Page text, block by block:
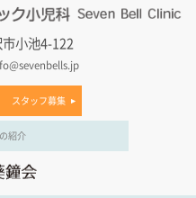
小池4-122
スタッフ募集
紹介